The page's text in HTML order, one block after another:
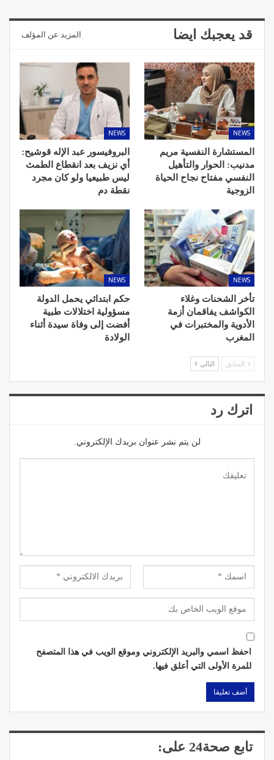
قد يعجبك ايضا المزيد عن المؤلف
NEWS
المستشارة النفسية مريم
مدنيب: الحوار والتأهيل
النفسي مفتاح نجاح الحياة
الزوجية
NEWS
البروفيسور عبد الإله قوشيح:
أي نزيف بعد انقطاع الطمث
ليس طبيعيا ولو كان مجرد
نقطة دم
NEWS
تأخر الشحنات وغلاء
الكواشف يفاقمان أزمة
الأدوية والمختبرات في
المغرب
NEWS
حكم ابتدائي يحمل الدولة
مسؤولية اختلالات طبية
أفضت إلى وفاة سيدة أثناء
الولادة
السابق التالي
اترك رد
لن يتم نشر عنوان بريدك الإلكتروني.
احفظ اسمي والبريد الإلكتروني وموقع الويب في هذا المتصفح
للمرة الأولى التي أعلق فيها.
تابع صحة24 على: